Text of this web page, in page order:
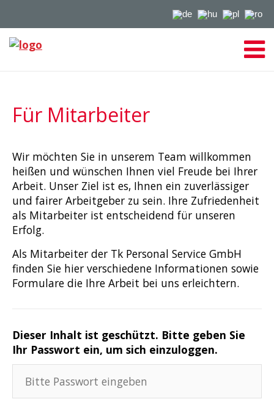
Für Mitarbeiter
Wir möchten Sie in unserem Team willkommen
heißen und wünschen Ihnen viel Freude bei Ihrer
Arbeit. Unser Ziel ist es, Ihnen ein zuverlässiger
und fairer Arbeitgeber zu sein. Ihre Zufriedenheit
als Mitarbeiter ist entscheidend für unseren
Erfolg.
Als Mitarbeiter der Tk Personal Service GmbH
finden Sie hier verschiedene Informationen sowie
Formulare die Ihre Arbeit bei uns erleichtern.
Dieser Inhalt ist geschützt. Bitte geben Sie
Ihr Passwort ein, um sich einzuloggen.